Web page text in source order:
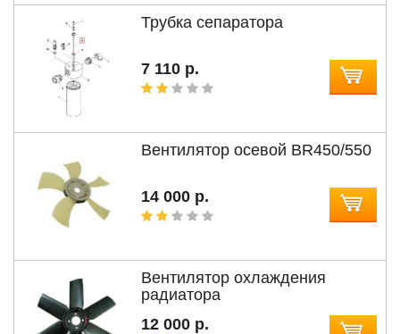
Трубка сепаратора
7 110 р.
Вентилятор осевой BR450/550
14 000 р.
Вентилятор охлаждения
радиатора
12 000 р.